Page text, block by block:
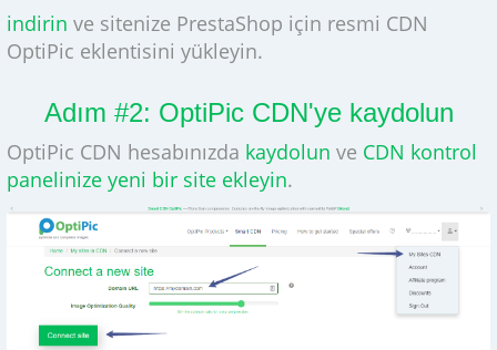
indirin ve sitenize PrestaShop için resmi CDN
OptiPic eklentisini yükleyin.
Adım #2: OptiPic CDN'ye kaydolun
OptiPic CDN hesabınızda kaydolun ve CDN kontrol
panelinize yeni bir site ekleyin.